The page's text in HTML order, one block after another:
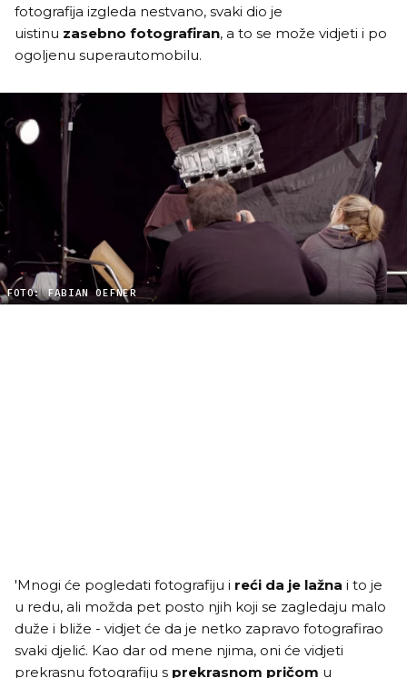
fotografija izgleda nestvano, svaki dio je
uistinu zasebno fotografiran, a to se može vidjeti i po
ogoljenu superautomobilu.
FOTO: FABIAN OEFNER
'Mnogi će pogledati fotografiju i reći da je lažna i to je
u redu, ali možda pet posto njih koji se zagledaju malo
duže i bliže - vidjet će da je netko zapravo fotografirao
svaki djelić. Kao dar od mene njima, oni će vidjeti
prekrasnu fotografiju s prekrasnom pričom u